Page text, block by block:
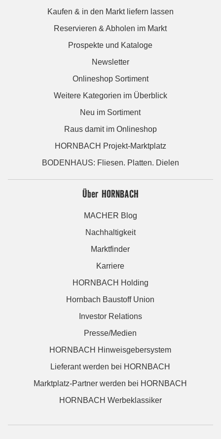
Kaufen & in den Markt liefern lassen
Reservieren & Abholen im Markt
Prospekte und Kataloge
Newsletter
Onlineshop Sortiment
Weitere Kategorien im Überblick
Neu im Sortiment
Raus damit im Onlineshop
HORNBACH Projekt-Marktplatz
BODENHAUS: Fliesen. Platten. Dielen
Über HORNBACH
MACHER Blog
Nachhaltigkeit
Marktfinder
Karriere
HORNBACH Holding
Hornbach Baustoff Union
Investor Relations
Presse/Medien
HORNBACH Hinweisgebersystem
Lieferant werden bei HORNBACH
Marktplatz-Partner werden bei HORNBACH
HORNBACH Werbeklassiker